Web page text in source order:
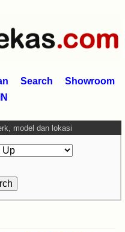
Search
Showroom
model dan lokasi